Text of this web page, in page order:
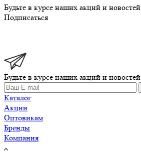
Будьте в курсе наших акций и новостей
Подписаться
Будьте в курсе наших акций и новостей
Каталог
Акции
Оптовикам
Бренды
Компания